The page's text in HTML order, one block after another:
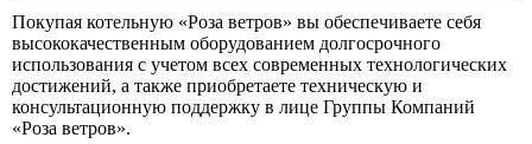
Покупая котельную «Роза ветров» вы обеспечиваете себя
высококачественным оборудованием долгосрочного
использования с учетом всех современных технологических
достижений, а также приобретаете техническую и
консультационную поддержку в лице Группы Компаний
«Роза ветров».